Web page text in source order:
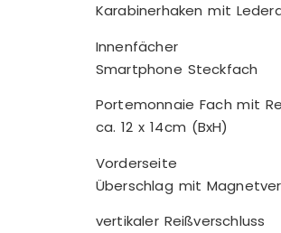
Karabinerhaken mit
Innenfächer
Smartphone Steckfach
Portemonnaie Fach mit
ca. 12 x 14cm (BxH)
Vorderseite
Überschlag mit
vertikaler Reißverschluss